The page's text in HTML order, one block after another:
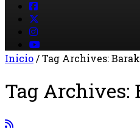
Inicio/Tag Archives:
Tag Archives: